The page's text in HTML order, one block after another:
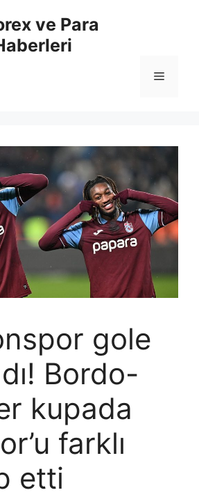
ve Para
Menü
gole
Bordo-
kupada
farklı
etti